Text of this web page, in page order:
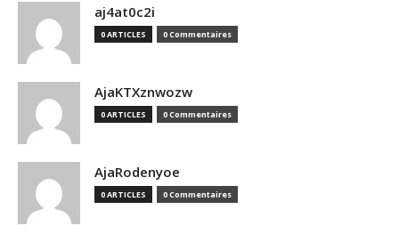
aj4at0c2i
0 ARTICLES 0 Commentaires
AjaKTXznwozw
0 ARTICLES 0 Commentaires
AjaRodenyoe
0 ARTICLES 0 Commentaires